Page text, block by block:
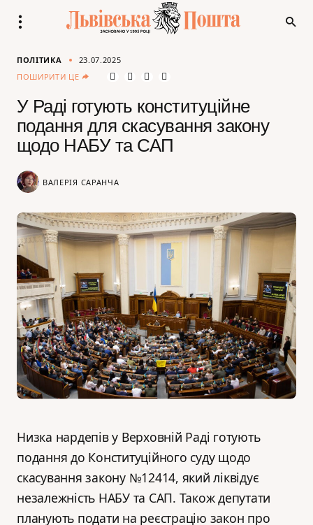
ПОЛІТИКА
23.07.2025
ПОШИРИТИ ЦЕ
У Раді готують конституційне
подання для скасування закону
щодо НАБУ та САП
ВАЛЕРІЯ САРАНЧА
Низка нардепів у Верховній Раді готують
подання до Конституційного суду щодо
скасування закону №12414, який ліквідує
незалежність НАБУ та САП. Також депутати
планують подати на реєстрацію закон про